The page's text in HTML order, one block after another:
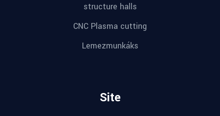
structure halls
CNC Plasma cutting
Lemezmunkáks
Site